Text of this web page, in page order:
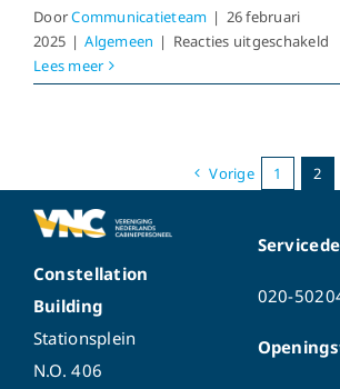
DoorCommunicatieteam | 26 februari
2025 | Algemeen | Reacties uitgeschakeld
Lees meer
Vorige 1 2
Constellation
Building
Stationsplein
N.O. 406
020-